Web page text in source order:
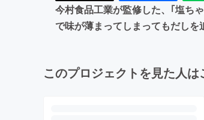
今村食品工業が監修した、｢塩ち
で味が薄まってしまってもだしを
このプロジェクトを見た人